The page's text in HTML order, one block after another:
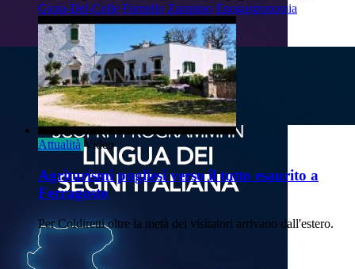
Gioia-Del-Colle Fornello Zampino Enogastronomia
Attualità Video
Agriturismi pugliesi verso il tutto esaurito a
Ferragosto
Per Coldiretti oltre la metà dei visitatori arrivano dall'estero.